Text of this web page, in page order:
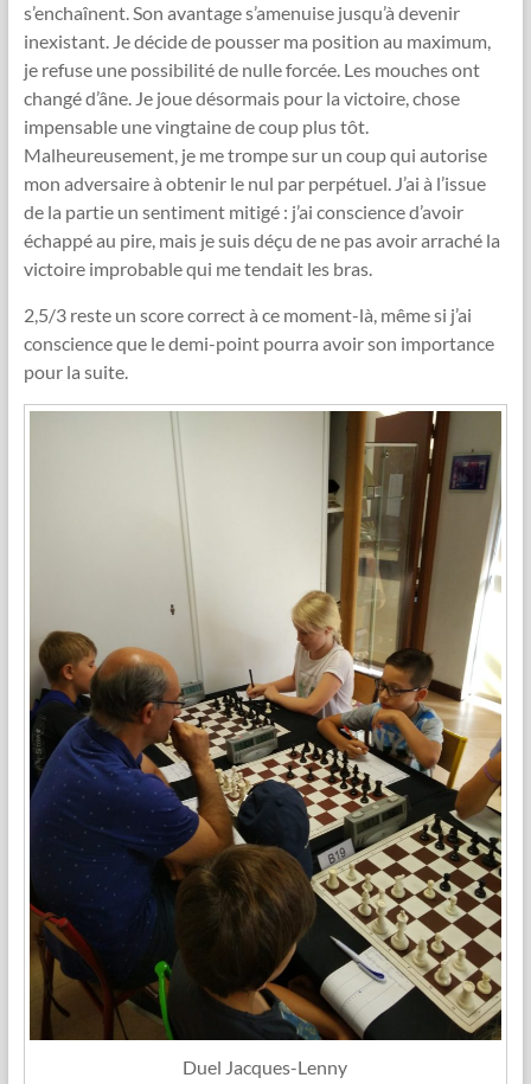
s’enchaînent. Son avantage s’amenuise jusqu’à devenir
inexistant. Je décide de pousser ma position au maximum,
je refuse une possibilité de nulle forcée. Les mouches ont
changé d’âne. Je joue désormais pour la victoire, chose
impensable une vingtaine de coup plus tôt.
Malheureusement, je me trompe sur un coup qui autorise
mon adversaire à obtenir le nul par perpétuel. J’ai à l’issue
de la partie un sentiment mitigé : j’ai conscience d’avoir
échappé au pire, mais je suis déçu de ne pas avoir arraché la
victoire improbable qui me tendait les bras.
2,5/3 reste un score correct à ce moment-là, même si j’ai
conscience que le demi-point pourra avoir son importance
pour la suite.
Duel Jacques-Lenny